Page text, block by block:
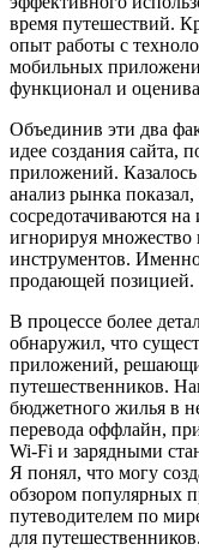
время путешествий.
опыт работы с
мобильных
функционал и
Объединив эти два
идее создания сайта,
приложений.
анализ рынка
сосредотачиваются
игнорируя множество
инструментов.
продающей позицией.
В процессе более
обнаружил, что
приложений,
путешественников.
бюджетного жилья в
перевода оффлайн,
Wi-Fi и зарядными
Я понял, что могу
обзором популярных
путеводителем по
для путешественников.